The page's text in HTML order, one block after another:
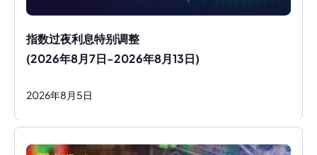
指数过夜利息特别调整
(2026年8月7日-2026年8月13日)
2026年8 月 5日